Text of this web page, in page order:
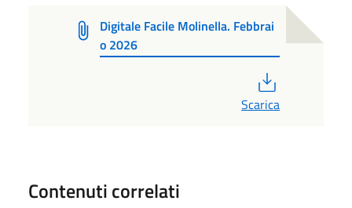
Digitale Facile Molinella. Febbrai
o 2026
Scarica
Contenuti correlati